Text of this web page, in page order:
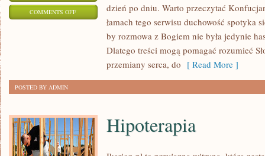
COMMENTS OFFON
dzień po dniu. Warto przeczytać
łamach tego serwisu duchowość spotyka
by rozmowa z Bogiem nie była jedynie
Dlatego treści mogą pomagać rozumieć
przemiany serca, do [ Read More ]
POSTED BY ADMIN
Hipoterapia